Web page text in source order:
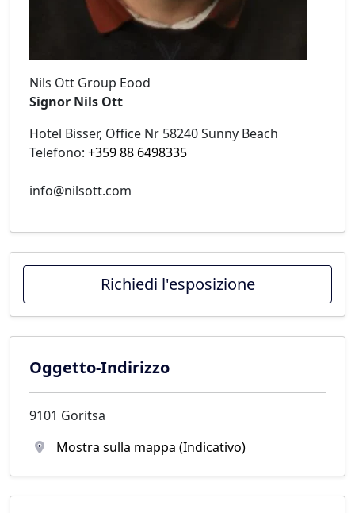
Nils Ott Group Eood
Signor Nils Ott
Hotel Bisser, Office Nr 58240 Sunny Beach
Telefono: +359 88 6498335
info@nilsott.com
Richiedi l'esposizione
Oggetto-Indirizzo
9101 Goritsa
Mostra sulla mappa (Indicativo)